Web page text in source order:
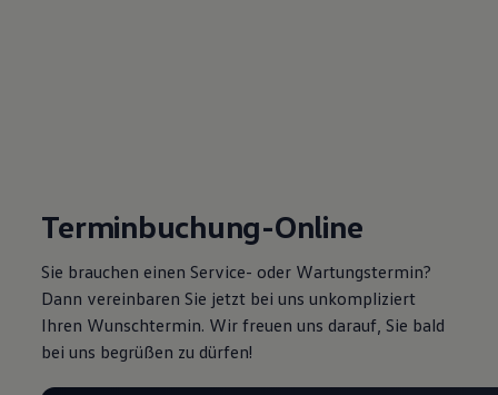
Terminbuchung-Online
Sie brauchen einen Service- oder Wartungstermin?
Dann vereinbaren Sie jetzt bei uns unkompliziert
Ihren Wunschtermin. Wir freuen uns darauf, Sie bald
bei uns begrüßen zu dürfen!